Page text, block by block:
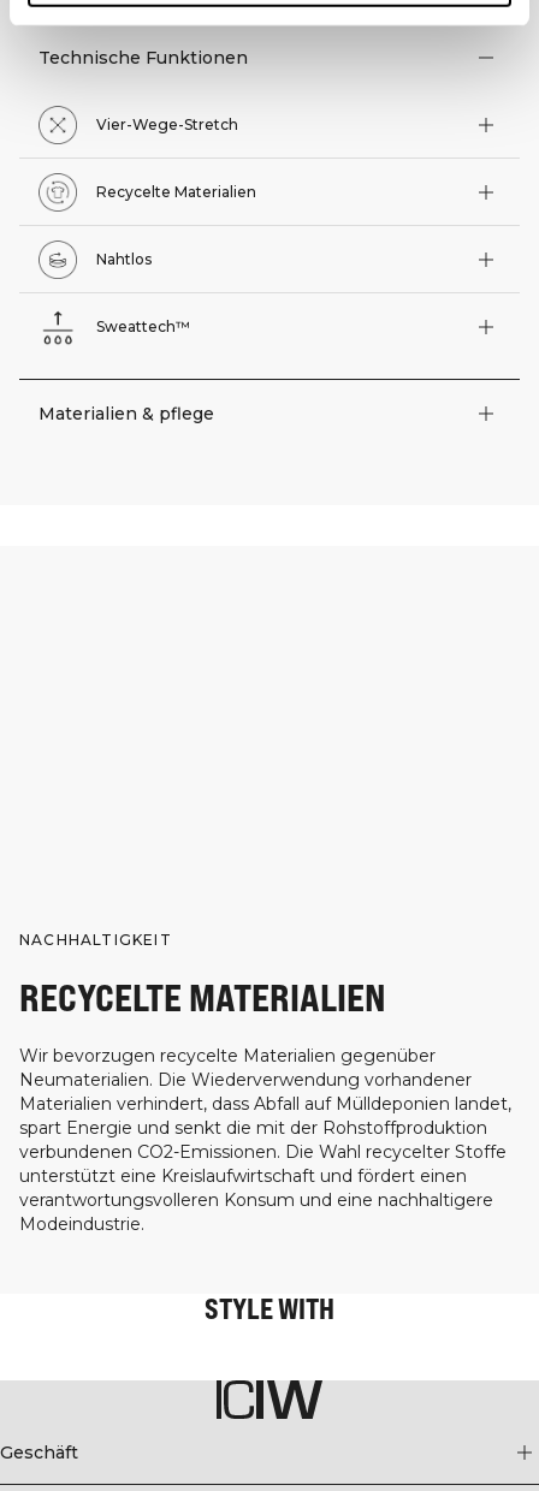
Technische Funktionen
Vier-Wege-Stretch
Recycelte Materialien
Nahtlos
Sweattech™
Materialien & pflege
NACHHALTIGKEIT
RECYCELTE MATERIALIEN
Wir bevorzugen recycelte Materialien gegenüber
Neumaterialien. Die Wiederverwendung vorhandener
Materialien verhindert, dass Abfall auf Mülldeponien landet,
spart Energie und senkt die mit der Rohstoffproduktion
verbundenen CO2-Emissionen. Die Wahl recycelter Stoffe
unterstützt eine Kreislaufwirtschaft und fördert einen
verantwortungsvolleren Konsum und eine nachhaltigere
Modeindustrie.
STYLE WITH
Geschäft